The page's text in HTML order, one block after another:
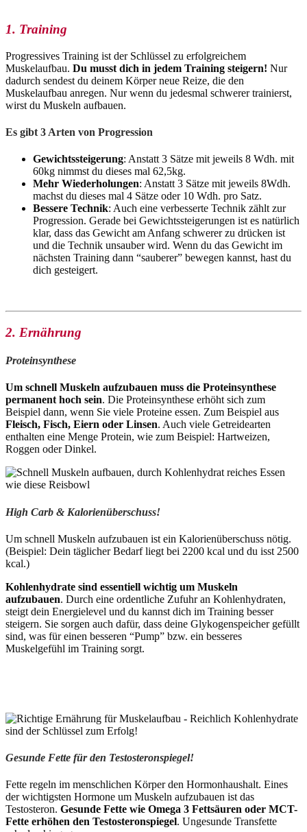
1. Training
Progressives Training ist der Schlüssel zu erfolgreichem
Muskelaufbau. Du musst dich in jedem Training steigern! Nur
dadurch sendest du deinem Körper neue Reize, die den
Muskelaufbau anregen. Nur wenn du jedesmal schwerer trainierst,
wirst du Muskeln aufbauen.
Es gibt 3 Arten von Progression
Gewichtssteigerung: Anstatt 3 Sätze mit jeweils 8 Wdh. mit
60kg nimmst du dieses mal 62,5kg.
Mehr Wiederholungen: Anstatt 3 Sätze mit jeweils 8Wdh.
machst du dieses mal 4 Sätze oder 10 Wdh. pro Satz.
Bessere Technik: Auch eine verbesserte Technik zählt zur
Progression. Gerade bei Gewichtssteigerungen ist es natürlich
klar, dass das Gewicht am Anfang schwerer zu drücken ist
und die Technik unsauber wird. Wenn du das Gewicht im
nächsten Training dann “sauberer” bewegen kannst, hast du
dich gesteigert.
2. Ernährung
Proteinsynthese
Um schnell Muskeln aufzubauen muss die Proteinsynthese
permanent hoch sein. Die Proteinsynthese erhöht sich zum
Beispiel dann, wenn Sie viele Proteine essen. Zum Beispiel aus
Fleisch, Fisch, Eiern oder Linsen. Auch viele Getreidearten
enthalten eine Menge Protein, wie zum Beispiel: Hartweizen,
Roggen oder Dinkel.
High Carb & Kalorienüberschuss!
Um schnell Muskeln aufzubauen ist ein Kalorienüberschuss nötig.
(Beispiel: Dein täglicher Bedarf liegt bei 2200 kcal und du isst 2500
kcal.)
Kohlenhydrate sind essentiell wichtig um Muskeln
aufzubauen. Durch eine ordentliche Zufuhr an Kohlenhydraten,
steigt dein Energielevel und du kannst dich im Training besser
steigern. Sie sorgen auch dafür, dass deine Glykogenspeicher gefüllt
sind, was für einen besseren “Pump” bzw. ein besseres
Muskelgefühl im Training sorgt.
Gesunde Fette für den Testosteronspiegel!
Fette regeln im menschlichen Körper den Hormonhaushalt. Eines
der wichtigsten Hormone um Muskeln aufzubauen ist das
Testosteron. Gesunde Fette wie Omega 3 Fettsäuren oder MCT-
Fette erhöhen den Testosteronspiegel. Ungesunde Transfette